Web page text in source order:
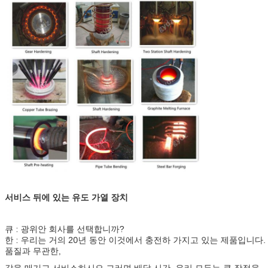
서비스 뒤에 있는 유도 가열 장치
큐 : 광위안 회사를 선택합니까?
한 : 우리는 거의 20년 동안 이것에서 충전하 가지고 있는 제품입니다.
품질과 무관한,